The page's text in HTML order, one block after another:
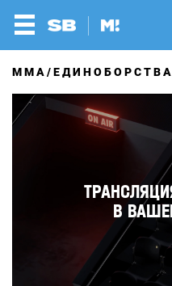
MMA/ЕДИНОБОРСТВА